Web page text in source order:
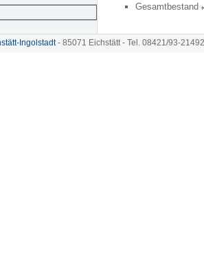
Gesamtbestand
Ingolstadt- 85071 Eichstätt - Tel. 08421/93-